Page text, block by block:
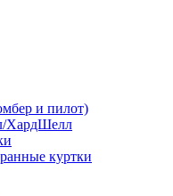
и пилот)
ХардШелл
куртки